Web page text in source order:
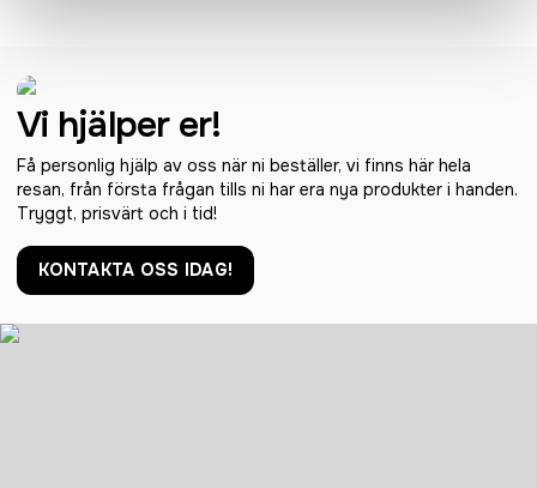
Vi hjälper er!
Få personlig hjälp av oss när ni beställer, vi finns här hela
resan, från första frågan tills ni har era nya produkter i handen.
Tryggt, prisvärt och i tid!
KONTAKTA OSS IDAG!